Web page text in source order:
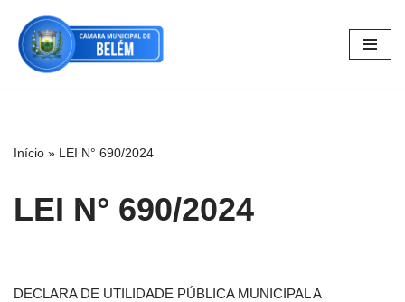
Pular
para
Início » LEI N° 690/2024
LEI N° 690/2024
DECLARA DE UTILIDADE PÚBLICA MUNICIPAL A